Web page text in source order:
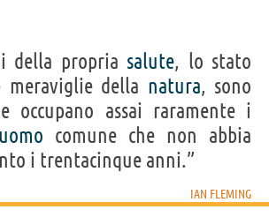
della propria salute, lo stato
della natura, sono
occupano assai raramente i
uomo comune che non abbia
i trentacinque anni.”
IAN FLEMING